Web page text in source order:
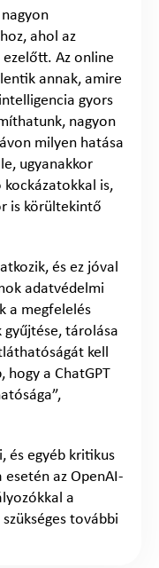
ahol az
Az online
annak, amire
gyors
nagyon
milyen hatása
ugyanakkor
is,
is körültekintő
és ez jóval
adatvédelmi
a megfelelés
tárolása
kell
a ChatGPT
és egyéb kritikus
az OpenAI-
a
további